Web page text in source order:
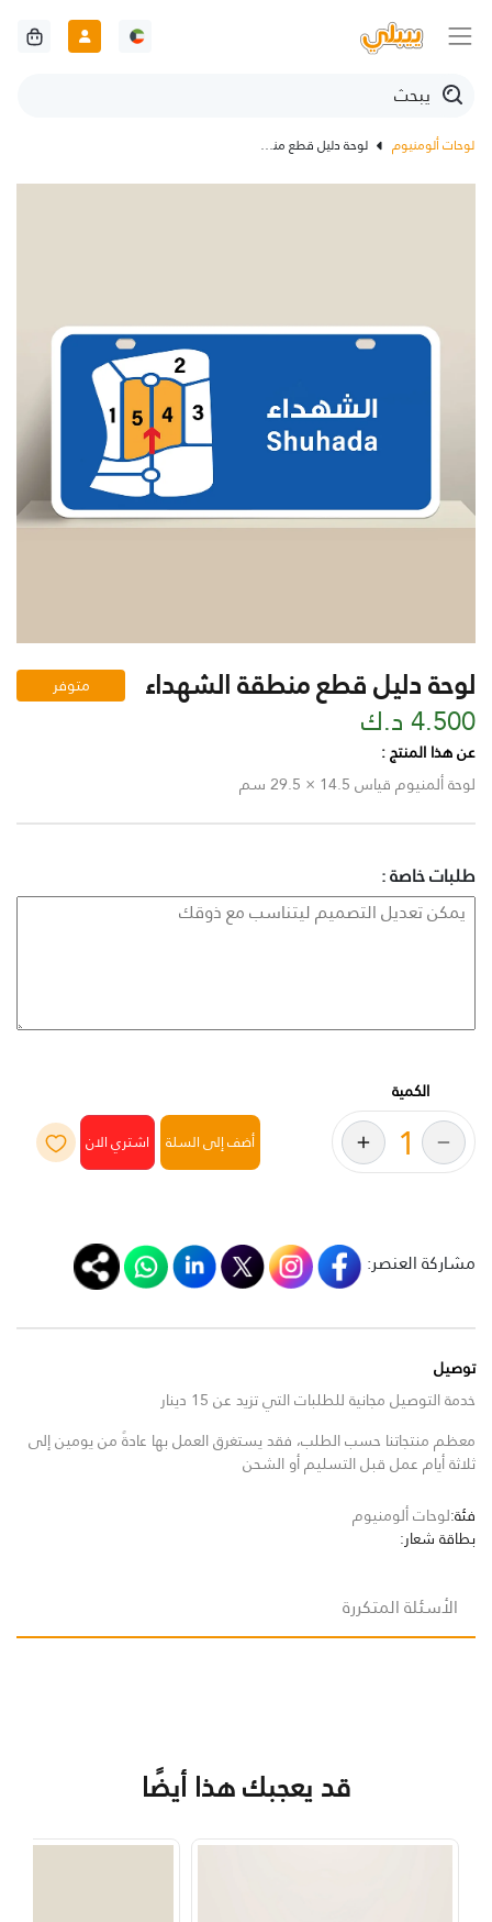
لوحات ألومنيوم لوحة دليل قطع منطقة الشهداء
لوحة دليل قطع منطقة الشهداء متوفر
4.500 د.ك
عن هذا المنتج :
لوحة ألمنيوم قياس 14.5 × 29.5 سم
طلبات خاصة :
الكمية
أضف إلى السلة
مشاركة العنصر:
توصيل
خدمة التوصيل مجانية للطلبات التي تزيد عن 15 دينار
معظم منتجاتنا حسب الطلب، فقد يستغرق العمل بها عادةً من يومين إلى
ثلاثة أيام عمل قبل التسليم أو الشحن
فئة:لوحات ألومنيوم
بطاقة شعار:
الأسئلة المتكررة
قد يعجبك هذا أيضًا